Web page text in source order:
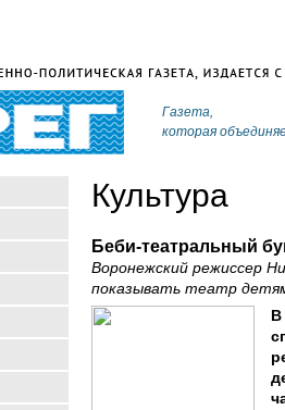
Газета,
которая
Культура
Беби-театральный
Воронежский режиссер
показывать театр